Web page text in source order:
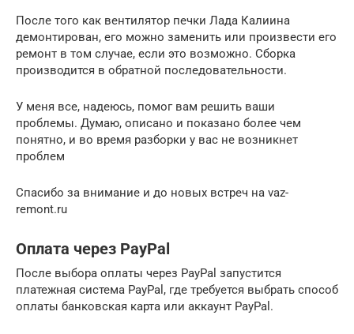
После того как вентилятор печки Лада Калиина
демонтирован, его можно заменить или произвести его
ремонт в том случае, если это возможно. Сборка
производится в обратной последовательности.
У меня все, надеюсь, помог вам решить ваши
проблемы. Думаю, описано и показано более чем
понятно, и во время разборки у вас не возникнет
проблем
Спасибо за внимание и до новых встреч на vaz-
remont.ru
Оплата через PayPal
После выбора оплаты через PayPal запустится
платежная система PayPal, где требуется выбрать способ
оплаты банковская карта или аккаунт PayPal.